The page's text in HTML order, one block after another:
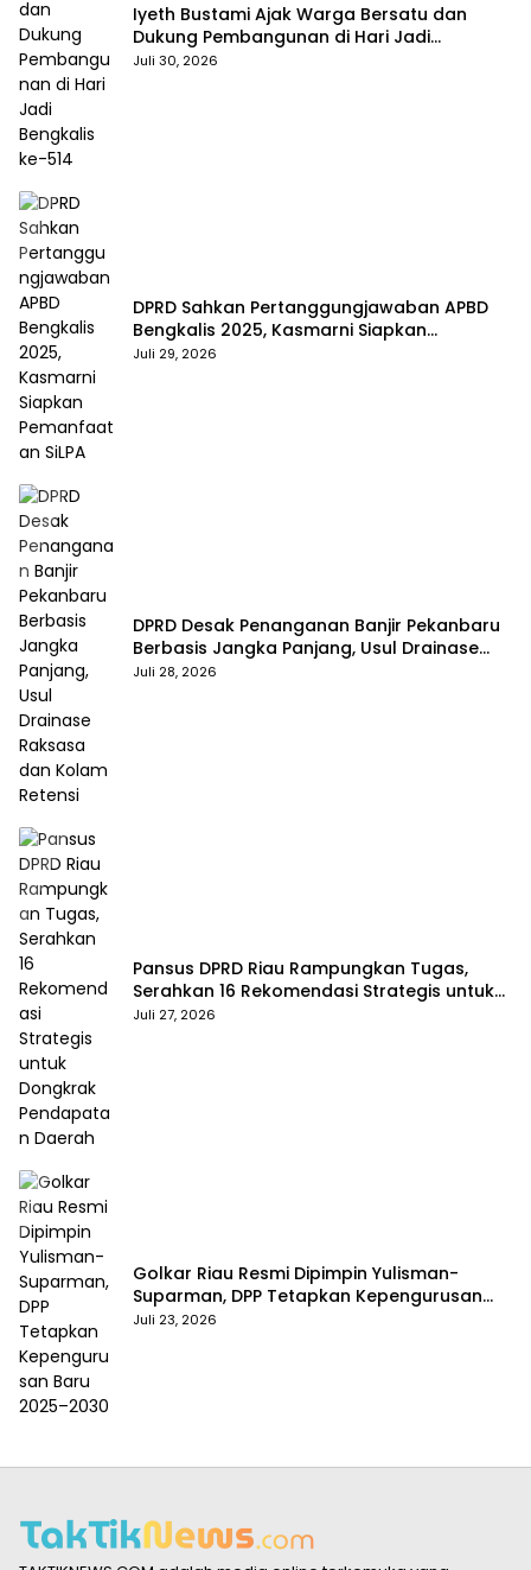
Iyeth Bustami Ajak Warga Bersatu dan
Dukung Pembangunan di Hari Jadi
Bengkalis ke-514
Juli 30, 2026
DPRD Sahkan Pertanggungjawaban APBD
Bengkalis 2025, Kasmarni Siapkan
Pemanfaatan SiLPA
Juli 29, 2026
DPRD Desak Penanganan Banjir Pekanbaru
Berbasis Jangka Panjang, Usul Drainase
Raksasa dan Kolam Retensi
Juli 28, 2026
Pansus DPRD Riau Rampungkan Tugas,
Serahkan 16 Rekomendasi Strategis untuk
Dongkrak Pendapatan Daerah
Juli 27, 2026
Golkar Riau Resmi Dipimpin Yulisman-
Suparman, DPP Tetapkan Kepengurusan
Baru 2025–2030
Juli 23, 2026